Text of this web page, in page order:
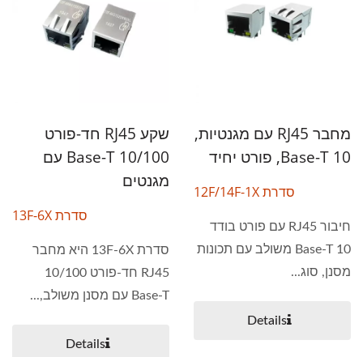
מחבר RJ45 עם מגנטיות,
10 Base-T, פורט יחיד
סדרת 12F/14F-1X
חיבור RJ45 עם פורט בודד
10 Base-T משולב עם תכונות
מסנן, סוג...
Details
שקע RJ45 חד-פורט
10/100 Base-T עם
מגנטים
סדרת 13F-6X
סדרת 13F-6X היא מחבר
RJ45 חד-פורט 10/100
Base-T עם מסנן משולב,...
Details